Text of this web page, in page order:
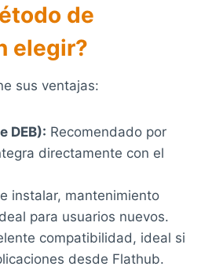
de
elegir?
sus ventajas:
DEB): Recomendado por
directamente con el
instalar, mantenimiento
para usuarios nuevos.
compatibilidad, ideal si
desde Flathub.